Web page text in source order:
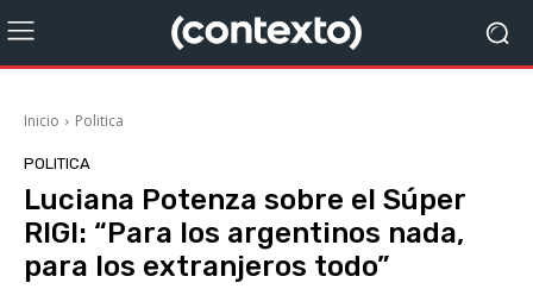
Inicio Politica
POLITICA
Luciana Potenza sobre el Súper
RIGI: “Para los argentinos nada,
para los extranjeros todo”